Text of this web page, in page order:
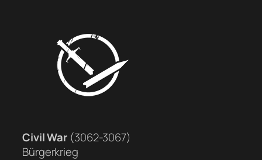
Civil War (3062-3067)
Bürgerkrieg